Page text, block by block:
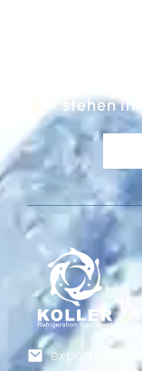
stehen